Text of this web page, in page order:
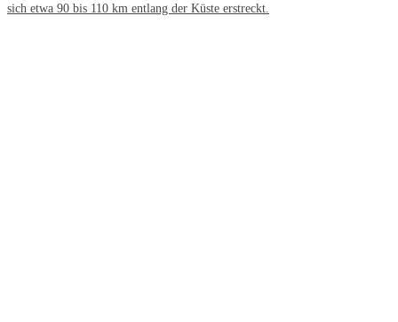
sich etwa 90 bis 110 km entlang der Küste erstreckt.